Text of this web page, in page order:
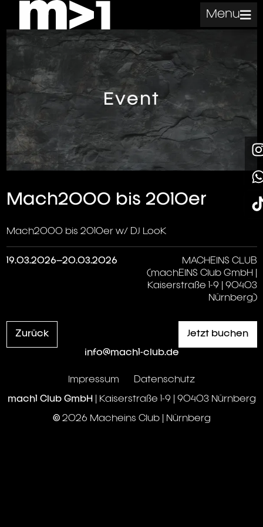
Menu
Event
Mach2000 bis 2010er
Mach2000 bis 2010er w/ DJ LooK
19.03.2026–20.03.2026
MACHEINS CLUB
(machEINS Club GmbH |
Kaiserstraße 1-9 | 90403
Nürnberg)
Zurück Jetzt buchen
info@mach1-club.de
Impressum Datenschutz
mach1 Club GmbH | Kaiserstraße 1-9 | 90403 Nürnberg
© 2026 Macheins Club | Nürnberg